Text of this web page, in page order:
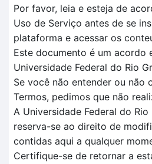
Por favor, leia e esteja de
Uso de Serviço antes de se
plataforma e acessar os
Este documento é um acordo
Universidade Federal do Rio
Se você não entender ou não
Termos, pedimos que não
A Universidade Federal do Rio
reserva-se ao direito de
contidas aqui a qualquer
Certifique-se de retornar a